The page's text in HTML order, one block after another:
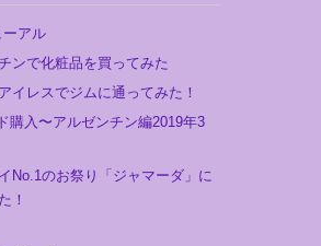
ーアル
ンで化粧品を買ってみた
イレスでジムに通ってみた！
購入〜アルゼンチン編2019年3
No.1のお祭り「ジャマーダ」に
！